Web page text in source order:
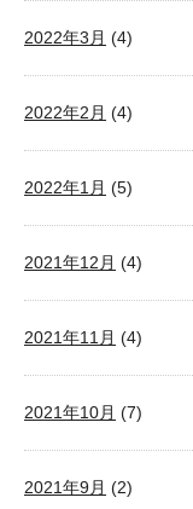
2022年3月 (4)
2022年2月 (4)
2022年1月 (5)
2021年12月 (4)
2021年11月 (4)
2021年10月 (7)
2021年9月 (2)